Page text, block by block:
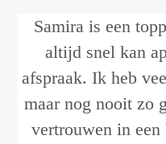
Samira is een
altijd snel kan
afspraak. Ik heb
maar nog nooit zo
vertrouwen in een